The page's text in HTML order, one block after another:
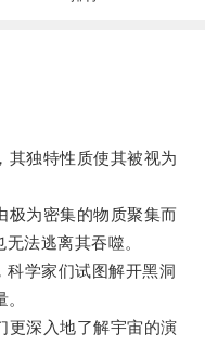
独特性质使其被视为
为密集的物质聚集而
法逃离其吞噬。
学家们试图解开黑洞
深入地了解宇宙的演